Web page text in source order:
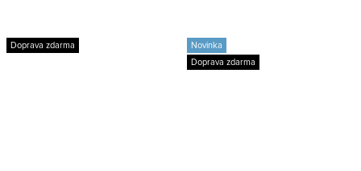
Doprava zdarma
Novinka
Doprava zdarma